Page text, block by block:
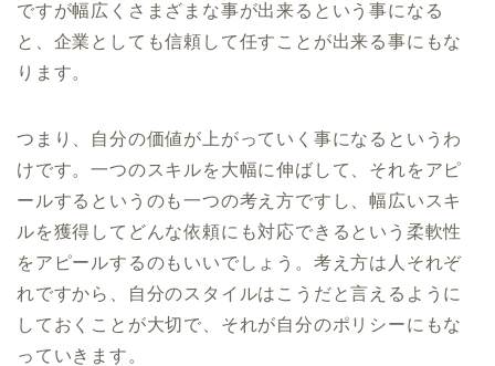
ですが幅広くさまざまな事が出来るという事になる
と、企業としても信頼して任すことが出来る事にもな
ります。
つまり、自分の価値が上がっていく事になるというわ
けです。一つのスキルを大幅に伸ばして、それをアピ
ールするというのも一つの考え方ですし、幅広いスキ
ルを獲得してどんな依頼にも対応できるという柔軟性
をアピールするのもいいでしょう。考え方は人それぞ
れですから、自分のスタイルはこうだと言えるように
しておくことが大切で、それが自分のポリシーにもな
っていきます。